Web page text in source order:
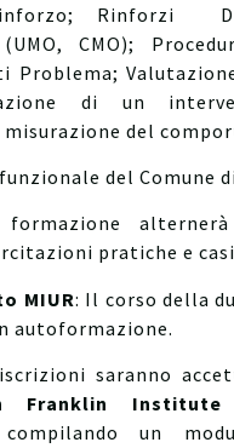
Rinforzi
CMO);
Problema;
di un
del
del Comune
pratiche e
MIUR: Il corso della
autoformazione.
saranno
Franklin Institute
un